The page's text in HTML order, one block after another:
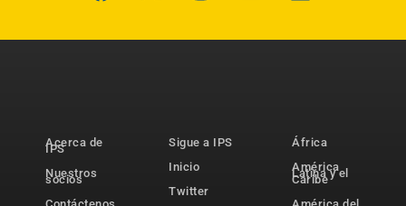
Acerca de
IPS
Nuestros
socios
Sigue a IPS
Inicio
Twitter
África
América
Latina y el
Caribe